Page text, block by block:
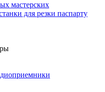
мастерских
для резки паспарту